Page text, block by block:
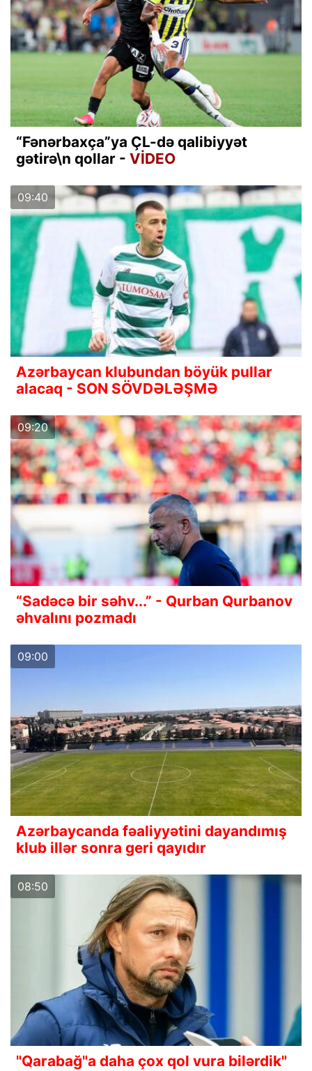
“Fənərbaxça”ya ÇL-də qalibiyyət
gətirə\n qollar - VİDEO
09:40
Azərbaycan klubundan böyük pullar
alacaq - SON SÖVDƏLƏŞMƏ
09:20
“Sadəcə bir səhv...” - Qurban Qurbanov
əhvalını pozmadı
09:00
Azərbaycanda fəaliyyətini dayandımış
klub illər sonra geri qayıdır
08:50
"Qarabağ"a daha çox qol vura bilərdik"